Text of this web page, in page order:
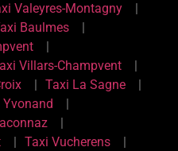
Valeyres-Montagny
Baulmes
Villars-Champvent
Taxi La Sagne
Yvonand
Taxi Vucherens